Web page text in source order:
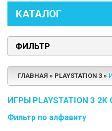
КАТАЛОГ
ФИЛЬТР
ГЛАВНАЯ PLAYSTATION 3
ИГРЫ PLAYSTATION 3 2K
Фильтр по алфавиту